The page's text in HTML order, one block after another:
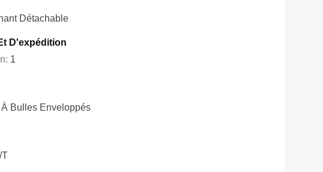
Détachable
D'expédition
1
À Bulles Enveloppés
T